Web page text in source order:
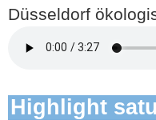
Düsseldorf
Highlight